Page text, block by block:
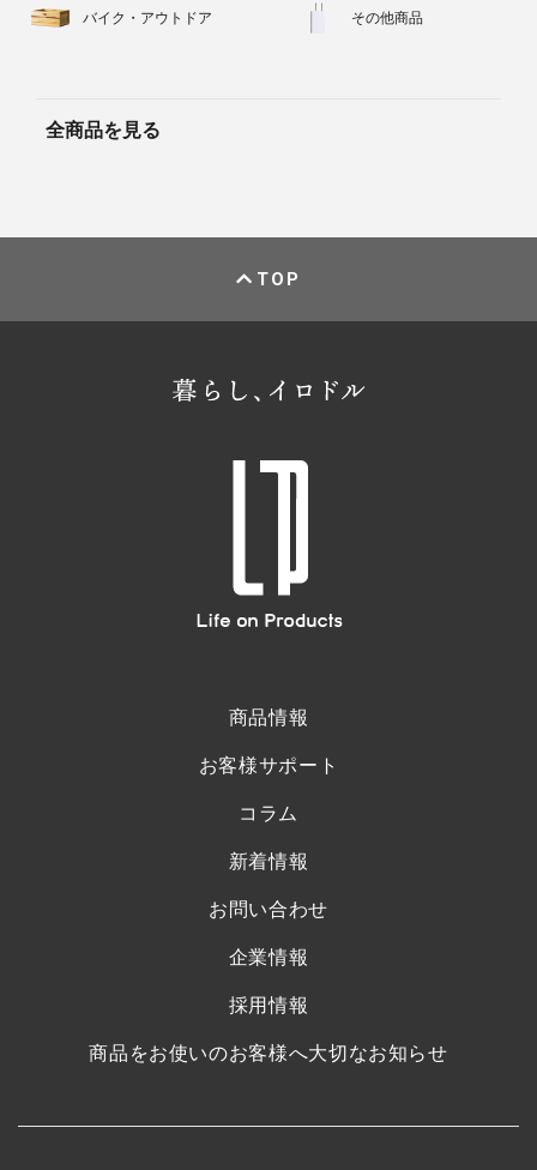
バイク・アウトドア その他商品
全商品を見る
TOP
商品情報
お客様サポート
コラム
新着情報
お問い合わせ
企業情報
採用情報
商品をお使いのお客様へ大切なお知らせ